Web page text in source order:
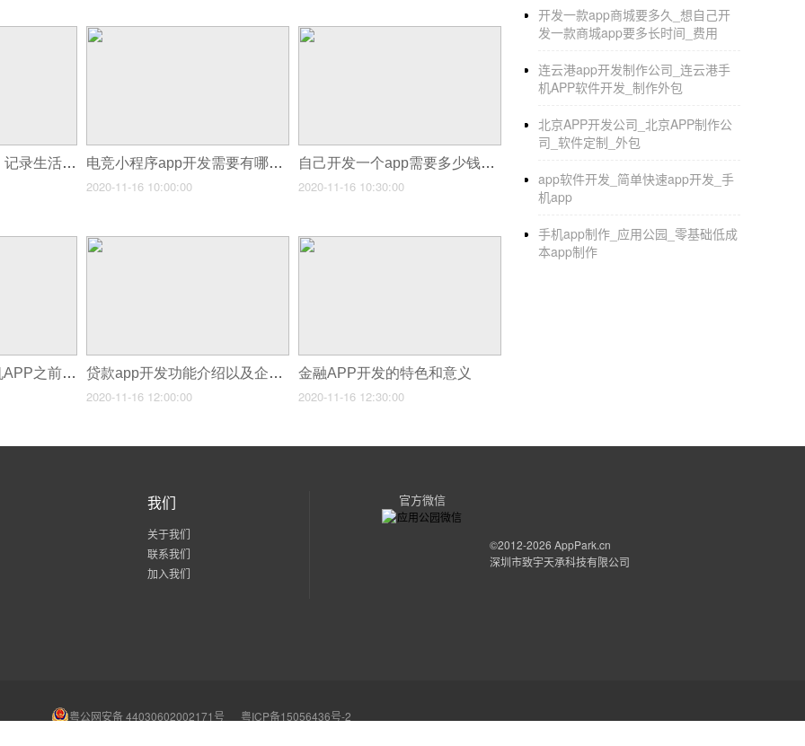
设置限制，包括时间限制和内容限制，阅后
婚礼互动APP开发新花样要怎样玩
能再停留在原本的状态，还需要集合新技术
不能到场的亲友也能感受到现场的那种幸福
是一款产品能否长存的主要原因。 其次是为
书、背新娘等，传统的玩法太过普遍，平台
安徽情侣APP开发，记录生活的甜蜜瞬间 电竞小程序app开发需要有哪些功能服务呢？
2020-11-16 10:00:00
自己开发一个app需要多少钱，多少时间
2020-11-16 10:30:00
说一说关于开发手机APP之前需要明确的各个流程规范有哪一些？ 贷款app开发功能介绍以及企业开发app的重要性
2020-11-16 12:00:00
金融APP开发的特色和意义
2020-11-16 12:30:00
开发一款app商城要多久_想自己开
发一款商城app要多长时间_费用
连云港app开发制作公司_连云港手
机APP软件开发_制作外包
北京APP开发公司_北京APP制作公
司_软件定制_外包
app软件开发_简单快速app开发_手
机app
手机app制作_应用公园_零基础低成
本app制作
我们
关于我们
联系我们
加入我们
官方微信
©2012-2026 AppPark.cn
深圳市致宇天承科技有限公司
粤公网安备 44030602002171号 粤ICP备15056436号-2